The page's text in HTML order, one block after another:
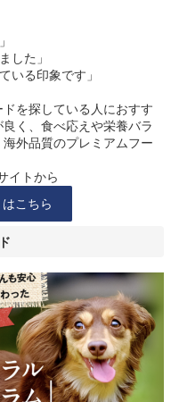
した」
いる印象です」
を探している人におすす
く、食べ応えや栄養バラ
外品質のプレミアムフー
イトから
こちら